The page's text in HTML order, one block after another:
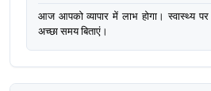
आज आपको व्यापार में लाभ होगा। स्वास्थ्य
अच्छा समय बिताएं।